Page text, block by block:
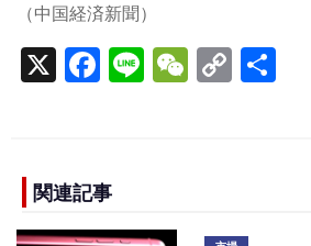
（中国経済新聞）
X F
e
b
Li W C
関連記事